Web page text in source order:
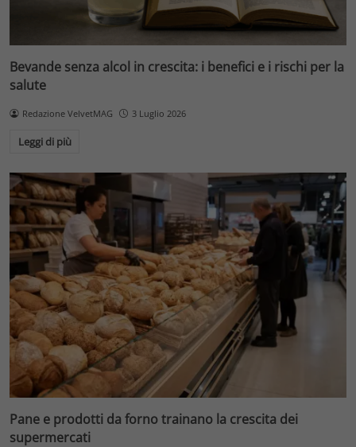
Bevande senza alcol in crescita: i benefici e i rischi per la
salute
Redazione VelvetMAG 3 Luglio 2026
Leggi di più
Pane e prodotti da forno trainano la crescita dei
supermercati